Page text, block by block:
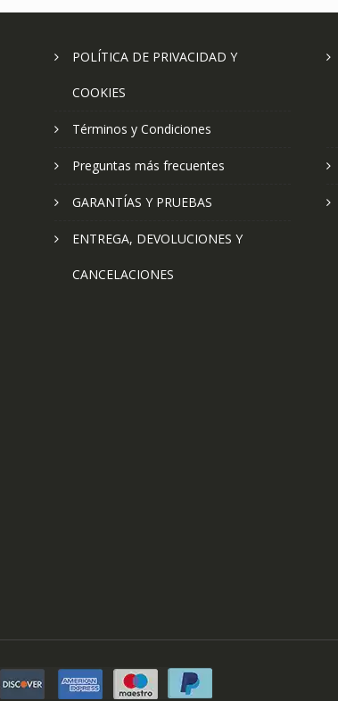
POLÍTICA DE PRIVACIDAD Y
COOKIES
Términos y Condiciones
Preguntas más frecuentes
GARANTÍAS Y PRUEBAS
ENTREGA, DEVOLUCIONES Y
CANCELACIONES